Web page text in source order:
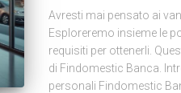
Avresti mai pensato ai
Esploreremo insieme le
requisiti per ottenerli.
di Findomestic Banca.
personali Findomestic